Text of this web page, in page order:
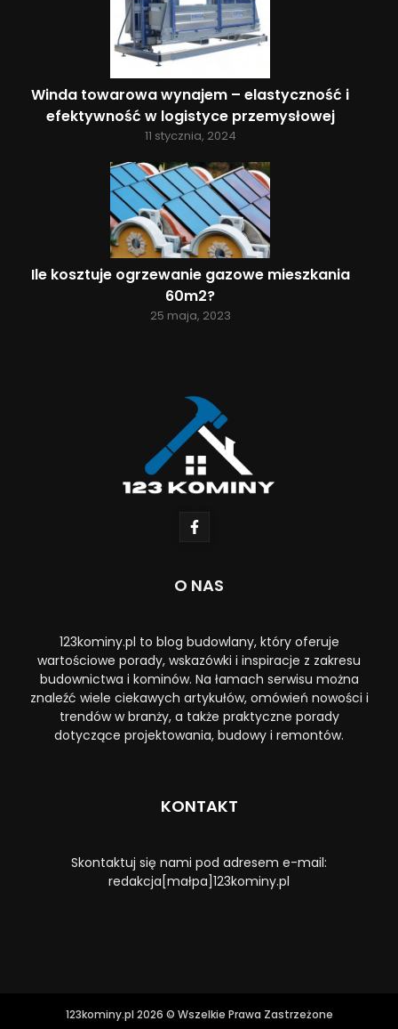
Winda towarowa wynajem – elastyczność i
efektywność w logistyce przemysłowej
11 stycznia, 2024
Ile kosztuje ogrzewanie gazowe mieszkania
60m2?
25 maja, 2023
O NAS
123kominy.pl to blog budowlany, który oferuje
wartościowe porady, wskazówki i inspiracje z zakresu
budownictwa i kominów. Na łamach serwisu można
znaleźć wiele ciekawych artykułów, omówień nowości i
trendów w branży, a także praktyczne porady
dotyczące projektowania, budowy i remontów.
KONTAKT
Skontaktuj się nami pod adresem e-mail:
redakcja[małpa]123kominy.pl
123kominy.pl 2026 © Wszelkie Prawa Zastrzeżone